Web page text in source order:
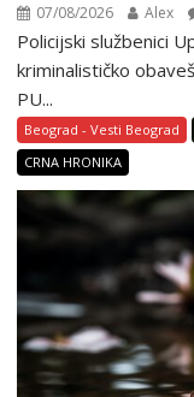
07/08/2026 Alex
Policijski službenici
kriminalističko
PU...
Beograd - Vesti Beograd
CRNA HRONIKA